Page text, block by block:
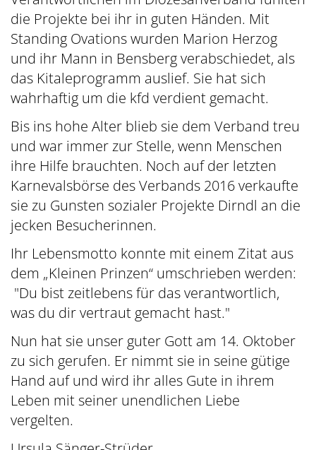
die Projekte bei ihr in guten Händen. Mit
Standing Ovations wurden Marion Herzog
und ihr Mann in Bensberg verabschiedet, als
das Kitaleprogramm auslief. Sie hat sich
wahrhaftig um die kfd verdient gemacht.
Bis ins hohe Alter blieb sie dem Verband treu
und war immer zur Stelle, wenn Menschen
ihre Hilfe brauchten. Noch auf der letzten
Karnevalsbörse des Verbands 2016 verkaufte
sie zu Gunsten sozialer Projekte Dirndl an die
jecken Besucherinnen.
Ihr Lebensmotto konnte mit einem Zitat aus
dem „Kleinen Prinzen“ umschrieben werden:
"Du bist zeitlebens für das verantwortlich,
was du dir vertraut gemacht hast."
Nun hat sie unser guter Gott am 14. Oktober
zu sich gerufen. Er nimmt sie in seine gütige
Hand auf und wird ihr alles Gute in ihrem
Leben mit seiner unendlichen Liebe
vergelten.